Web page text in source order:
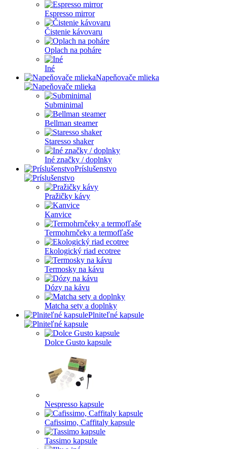
Espresso mirror
Čistenie kávovaru
Oplach na poháre
Iné
Napeňovače mlieka
Subminimal
Bellman steamer
Staresso shaker
Iné značky / doplnky
Príslušenstvo
Pražičky kávy
Kanvice
Termohrnčeky a termofľaše
Ekologický riad ecotree
Termosky na kávu
Dózy na kávu
Matcha sety a doplnky
Plniteľné kapsule
Dolce Gusto kapsule
Nespresso kapsule
Cafissimo, Caffitaly kapsule
Tassimo kapsule